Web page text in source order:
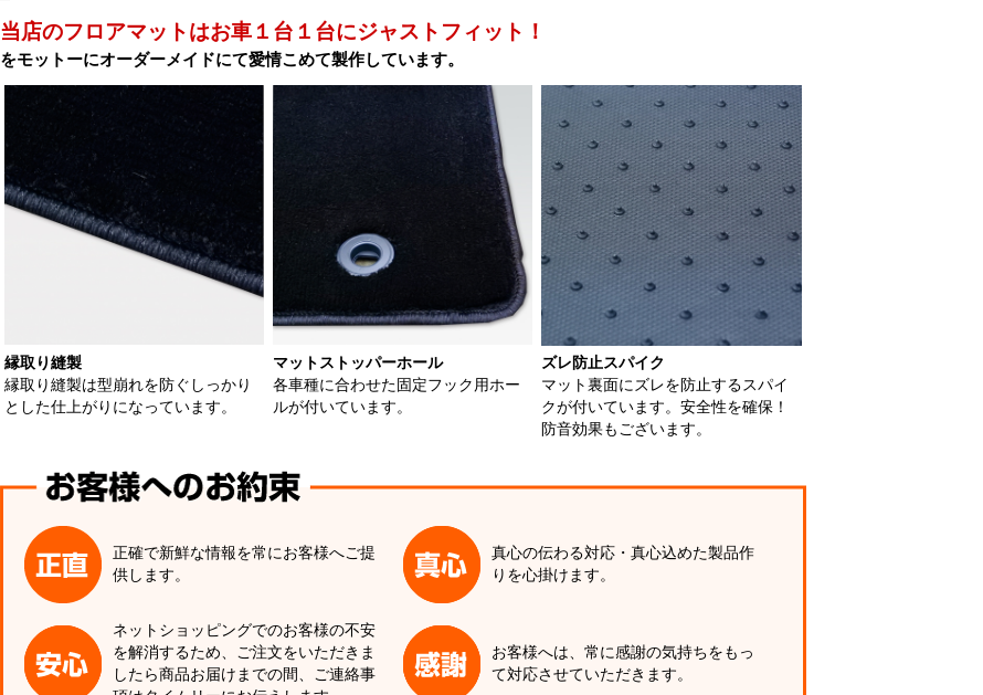
当店のフロアマットはお車１台１台にジャストフィット！
をモットーにオーダーメイドにて愛情こめて製作しています。
縁取り縫製
縁取り縫製は型崩れを防ぐしっかり
とした仕上がりになっています。
マットストッパーホール
各車種に合わせた固定フック用ホー
ルが付いています。
ズレ防止スパイク
マット裏面にズレを防止するスパイ
クが付いています。安全性を確保！
防音効果もございます。
正確で新鮮な情報を常にお客様へご提
供します。
真心の伝わる対応・真心込めた製品作
りを心掛けます。
ネットショッピングでのお客様の不安
を解消するため、ご注文をいただきま
したら商品お届けまでの間、ご連絡事
お客様へは、常に感謝の気持ちをもっ
て対応させていただきます。